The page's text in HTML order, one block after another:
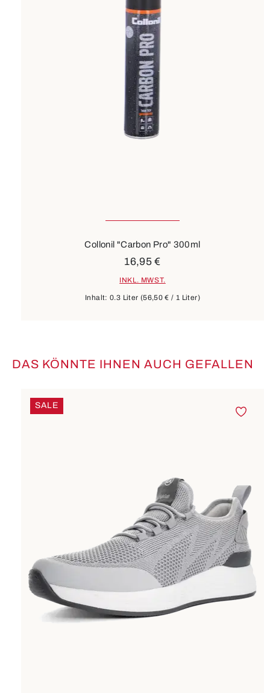
Collonil "Carbon Pro" 300ml
Inhalt:0.3 Liter (56,50 € / 1 Liter)
16,95 €
INKL. MWST.
Produktgalerie überspringen
DAS KÖNNTE IHNEN AUCH GEFALLEN
SALE